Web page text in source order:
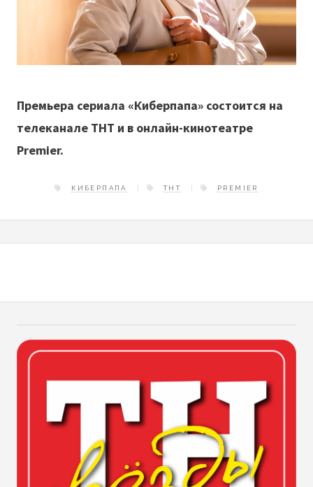
Премьера сериала «Киберпапа» состоится на
телеканале ТНТ и в онлайн-кинотеатре
Premier.
КИБЕРПАПА ТНТ PREMIER